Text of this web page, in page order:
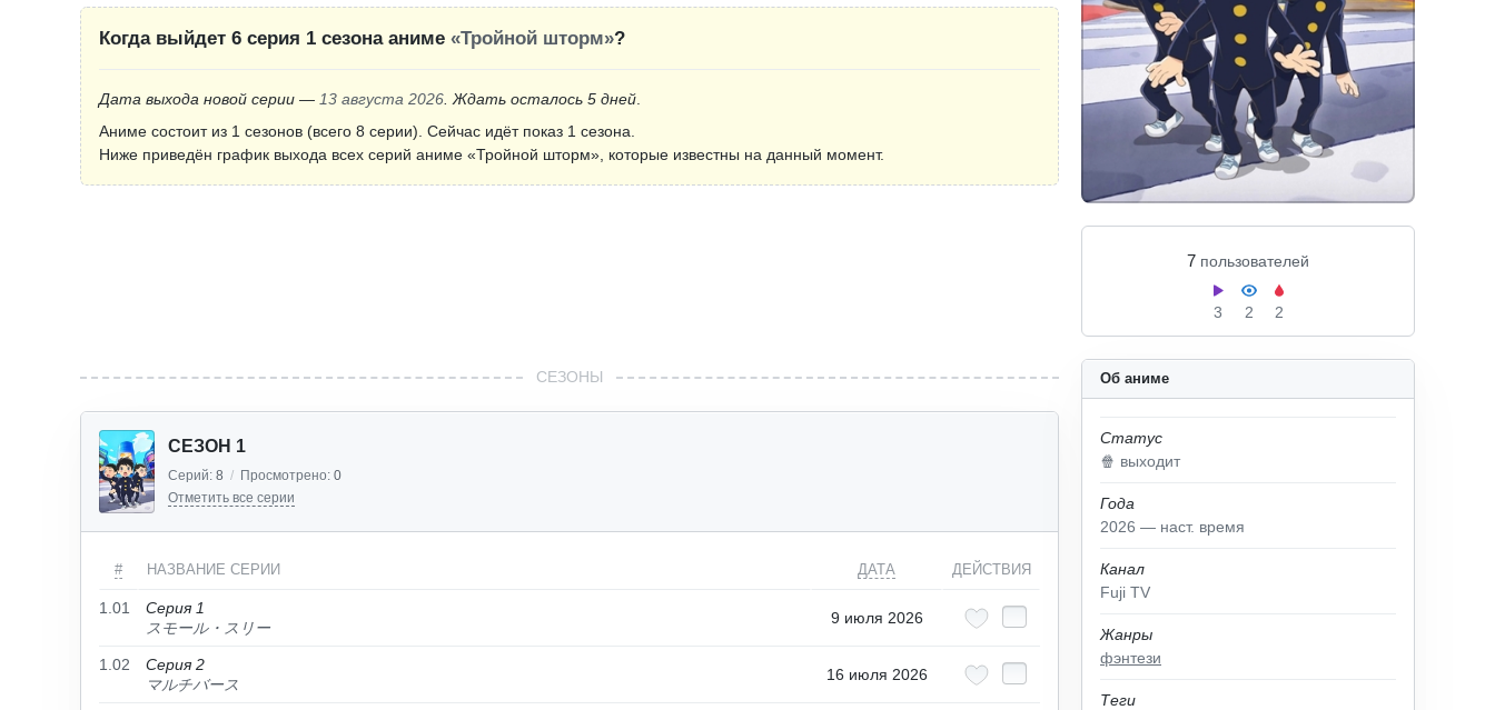
7 пользователей
3 2 2
Об аниме
Статус
🍿 выходит
Года
2026 — наст. время
Канал
Fuji TV
Жанры
фэнтези
Теги
Когда выйдет 6 серия 1 сезона аниме «Тройной шторм»?
Дата выхода новой серии — 13 августа 2026 . Ждать осталось 5 дней
Аниме состоит из 1 сезонов (всего 8 серии). Сейчас идёт показ 1 сезона.
Ниже приведён график выхода всех серий аниме «Тройной шторм», которые известны на данный момент.
СЕЗОНЫ
СЕЗОН 1
Серий: 8 / Просмотрено: 0
Отметить все серии
# НАЗВАНИЕ СЕРИИ ДАТА ДЕЙСТВИЯ
1.01
Серия 1
スモール・スリー
9 июля 2026
1.02
Серия 2
マルチバース
16 июля 2026